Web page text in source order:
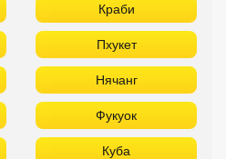
Краби
Пхукет
Нячанг
Фукуок
Куба